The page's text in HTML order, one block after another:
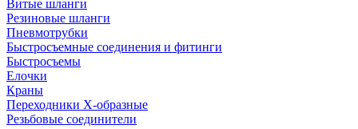
Витые шланги
Резиновые шланги
Пневмотрубки
Быстросъемные соединения и фитинги
Быстросъемы
Елочки
Краны
Переходники Х-образные
Резьбовые соединители